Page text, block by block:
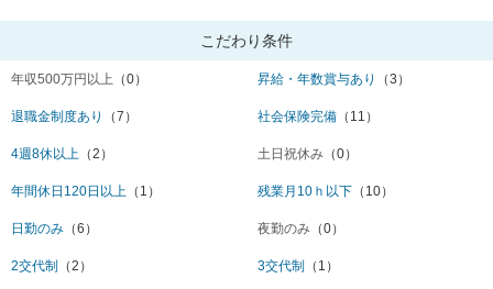
こだわり条件
年収500万円以上 （0） 昇給・年数賞与あり （3）
退職金制度あり （7） 社会保険完備 （11）
4週8休以上 （2） 土日祝休み （0）
年間休日120日以上 （1） 残業月10ｈ以下 （10）
日勤のみ （6） 夜勤のみ （0）
2交代制 （2） 3交代制 （1）